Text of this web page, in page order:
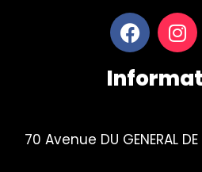
70 Avenue DU GENERAL